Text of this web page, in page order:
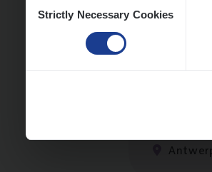
Selection
Strictly Necessary Cookies
Claims